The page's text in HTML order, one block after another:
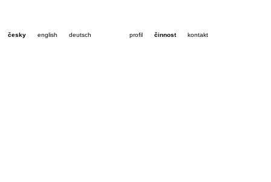
česky english deutsch profil činnost kontakt